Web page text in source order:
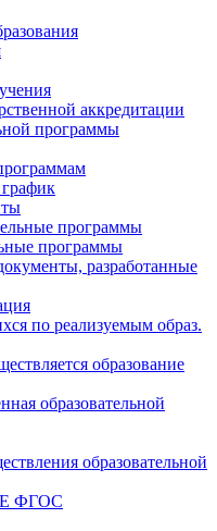
аккредитации
программы
программы
программы
разработанные
по реализуемым образ.
образование
образовательной
образовательной
ФГОС